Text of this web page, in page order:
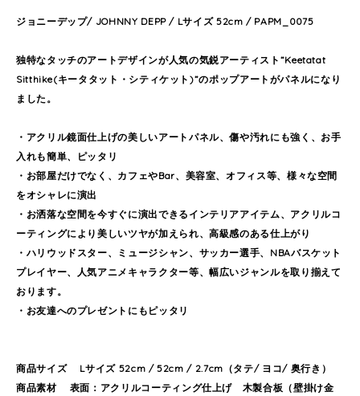
ジョニーデップ/ JOHNNY DEPP / Lサイズ 52cm / PAPM_0075
独特なタッチのアートデザインが人気の気鋭アーティスト”Keetatat
Sitthike(キータタット・シティケット)”のポップアートがパネルになり
ました。
・アクリル鏡面仕上げの美しいアートパネル、傷や汚れにも強く、お手
入れも簡単、ピッタリ
・お部屋だけでなく、カフェやBar、美容室、オフィス等、様々な空間
をオシャレに演出
・お洒落な空間を今すぐに演出できるインテリアアイテム、アクリルコ
ーティングにより美しいツヤが加えられ、高級感のある仕上がり
・ハリウッドスター、ミュージシャン、サッカー選手、NBAバスケット
プレイヤー、人気アニメキャラクター等、幅広いジャンルを取り揃えて
おります。
・お友達へのプレゼントにもピッタリ
商品サイズ Lサイズ 52cm / 52cm / 2.7cm（タテ/ ヨコ/ 奥行き）
商品素材 表面：アクリルコーティング仕上げ 木製合板（壁掛け金